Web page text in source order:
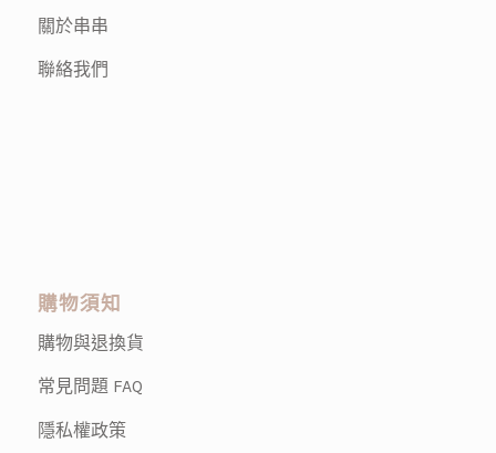
關於串串
聯絡我們
購物須知
購物與退換貨
常見問題 FAQ
隱私權政策